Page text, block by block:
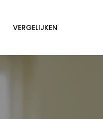
VERGELIJKEN